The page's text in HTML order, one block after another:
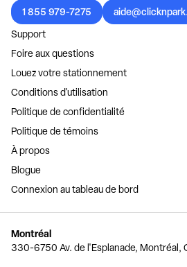
1 855 979-7275
Support
Foire aux questions
Louez votre stationnement
Conditions d'utilisation
Politique de confidentialité
Politique de témoins
À propos
Blogue
Connexion au tableau de bord
Montréal
330-6750 Av. de l'Esplanade, Montréal,